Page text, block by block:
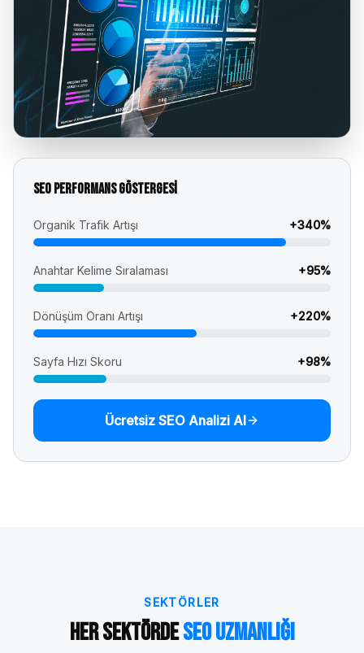
SEO Performans Göstergesi
Organik Trafik Artışı +340%
Anahtar Kelime Sıralaması +95%
Dönüşüm Oranı Artışı +220%
Sayfa Hızı Skoru +98%
Ücretsiz SEO Analizi Al
SEKTÖRLER
Her SektördeSEO Uzmanlığı